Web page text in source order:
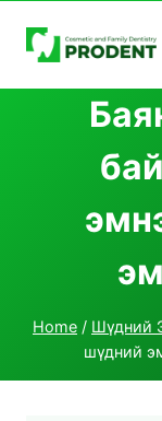
Home / Шүдний
шүдний